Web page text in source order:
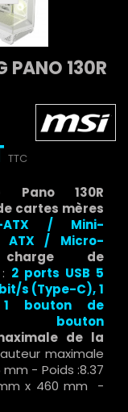
PANO 130R
TTC
Pano 130R
cartes mères
/ Mini-
ATX / Micro-
de
: 2 ports USB 5
s (Type-C), 1
1 bouton de
bouton
de la
maximale
- Poids :8.37
x 460 mm -